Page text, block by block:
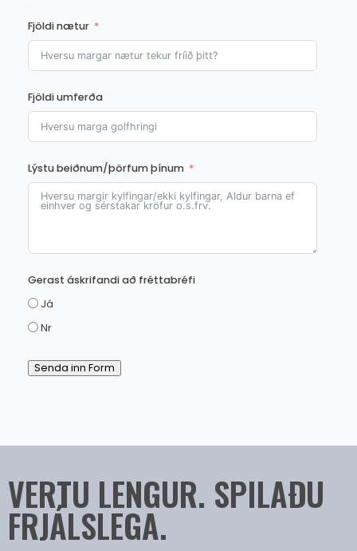
Fjöldi nætur
Fjöldi umferða
Lýstu beiðnum/þörfum þínum
Gerast áskrifandi að fréttabréfi
Já
Nr
Senda inn Form
VERTU LENGUR. SPILAÐU
FRJÁLSLEGA.